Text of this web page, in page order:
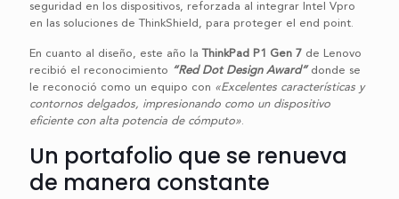
seguridad en los dispositivos, reforzada al integrar Intel Vpro
en las soluciones de ThinkShield, para proteger el end point.
En cuanto al diseño, este año la ThinkPad P1 Gen 7 de Lenovo
recibió el reconocimiento “Red Dot Design Award”donde se
le reconoció como un equipo con «Excelentes características y
contornos delgados, impresionando como un dispositivo
eficiente con alta potencia de cómputo».
Un portafolio que se renueva
de manera constante